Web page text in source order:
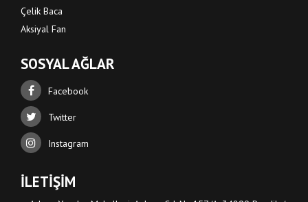
Çelik Baca
Aksiyal Fan
SOSYAL AĞLAR
Facebook
Twitter
Instagram
İLETİŞİM